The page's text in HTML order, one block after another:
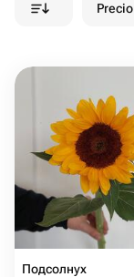
Precio
Подсолнух